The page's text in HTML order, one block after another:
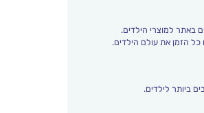
באתר למוצרי הילדים.
ביותר לילדים.